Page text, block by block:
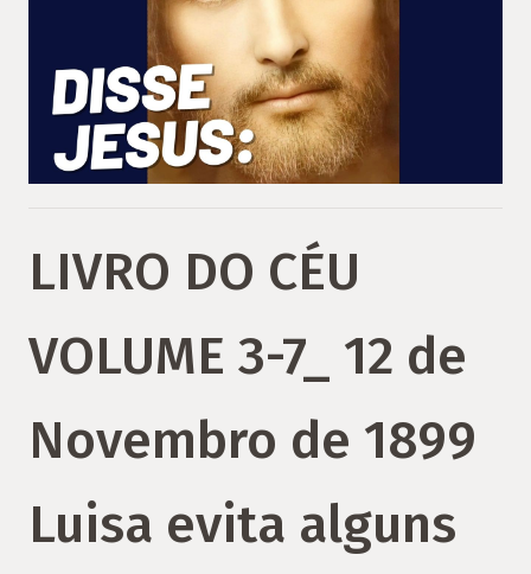
LIVRO DO CÉU
VOLUME 3-7_ 12 de
Novembro de 1899
Luisa evita alguns